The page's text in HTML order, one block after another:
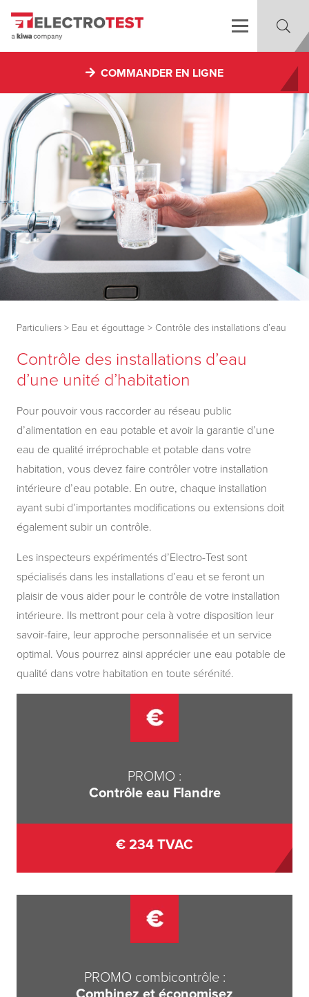
COMMANDER EN LIGNE
Particuliers > Eau et égouttage > Contrôle des installations d’eau
Contrôle des installations d’eau
d’une unité d’habitation
Pour pouvoir vous raccorder au réseau public
d’alimentation en eau potable et avoir la garantie d’une
eau de qualité irréprochable et potable dans votre
habitation, vous devez faire contrôler votre installation
intérieure d’eau potable. En outre, chaque installation
ayant subi d’importantes modifications ou extensions doit
également subir un contrôle.
Les inspecteurs expérimentés d’Electro-Test sont
spécialisés dans les installations d’eau et se feront un
plaisir de vous aider pour le contrôle de votre installation
intérieure. Ils mettront pour cela à votre disposition leur
savoir-faire, leur approche personnalisée et un service
optimal. Vous pourrez ainsi apprécier une eau potable de
qualité dans votre habitation en toute sérénité.
PROMO :
Contrôle eau Flandre
€ 234 TVAC
PROMO combicontrôle: